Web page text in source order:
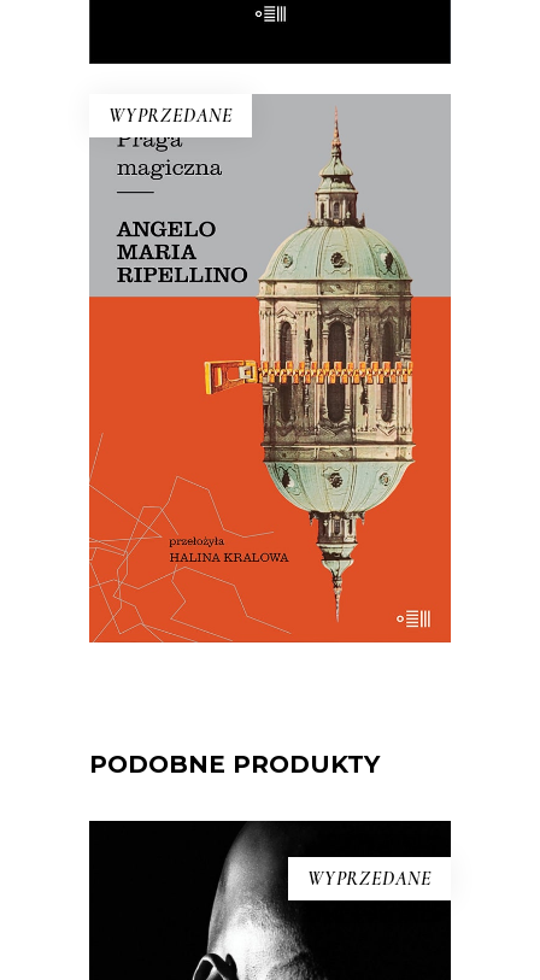
E-BOOK DO KOSZYKA
WYPRZEDANE
E-BOOK DO KOSZYKA
PRAGA MAGICZNA
Oto – jak mówi Mariusz Szczygieł –
biblia kultury czeskiej. Dla miłośników
Pragi i czeskiej kultury – lektura
niezbędna.
29.50zł
PODOBNE PRODUKTY
WYPRZEDANE
EL NEGRO I JA